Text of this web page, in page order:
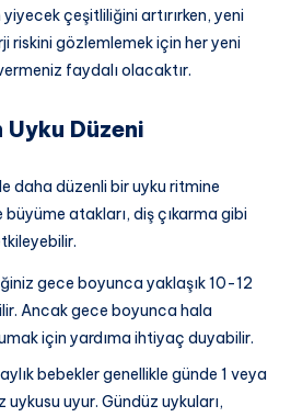
çeşitliliğini artırırken, yeni
riskini gözlemlemek için her yeni
faydalı olacaktır.
Uyku Düzeni
daha düzenli bir uyku ritmine
atakları, diş çıkarma gibi
gece boyunca yaklaşık 10-12
Ancak gece boyunca hala
için yardıma ihtiyaç duyabilir.
bebekler genellikle günde 1 veya
uykusu uyur. Gündüz uykuları,